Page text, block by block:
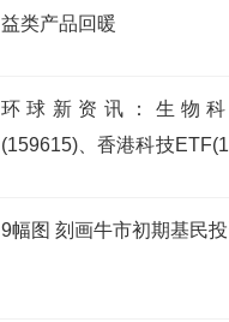
益类产品回暖
环球新资讯：生物
(159615)、香港科技
9幅图 刻画牛市初期基民投